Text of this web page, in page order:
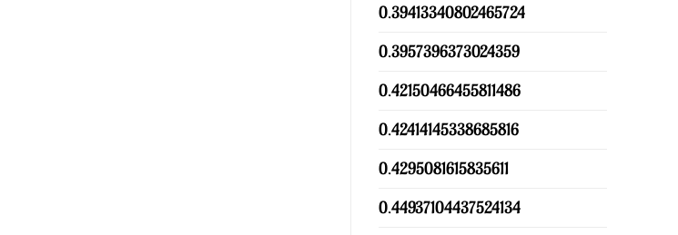
0.39413340802465724
0.3957396373024359
0.42150466455811486
0.42414145338685816
0.4295081615835611
0.44937104437524134